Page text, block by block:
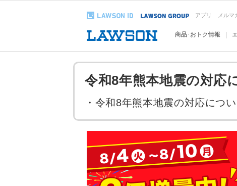
アプリ メルマ
商品･おトク情報
令和8年熊本地震の対応
・ 令和8年熊本地震の対応につ